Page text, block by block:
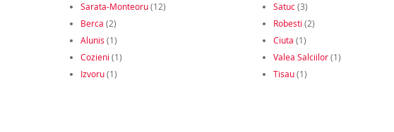
Sarata-Monteoru(12) Satuc(3)
Berca (2) Robesti (2)
Alunis (1) Ciuta (1)
Cozieni (1) Valea Salciilor(1)
Izvoru(1) Tisau(1)